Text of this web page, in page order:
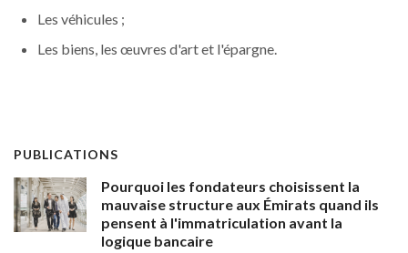
Les véhicules ;
Les biens, les œuvres d'art et l'épargne.
PUBLICATIONS
Pourquoi les fondateurs choisissent la
mauvaise structure aux Émirats quand ils
pensent à l'immatriculation avant la
logique bancaire